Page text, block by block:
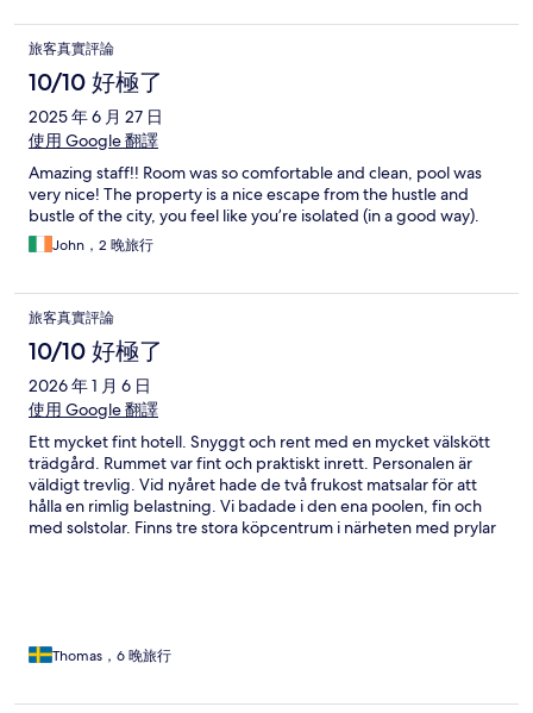
旅客真實評論
10/10 好極了
2025 年 6 月 27 日
使用 Google 翻譯
Amazing staff!! Room was so comfortable and clean, pool was
very nice! The property is a nice escape from the hustle and
bustle of the city, you feel like you’re isolated (in a good way).
John，2 晚旅行
旅客真實評論
10/10 好極了
2026 年 1 月 6 日
使用 Google 翻譯
Ett mycket fint hotell. Snyggt och rent med en mycket välskött
trädgård. Rummet var fint och praktiskt inrett. Personalen är
väldigt trevlig. Vid nyåret hade de två frukost matsalar för att
hålla en rimlig belastning. Vi badade i den ena poolen, fin och
med solstolar. Finns tre stora köpcentrum i närheten med prylar
Thomas，6 晚旅行